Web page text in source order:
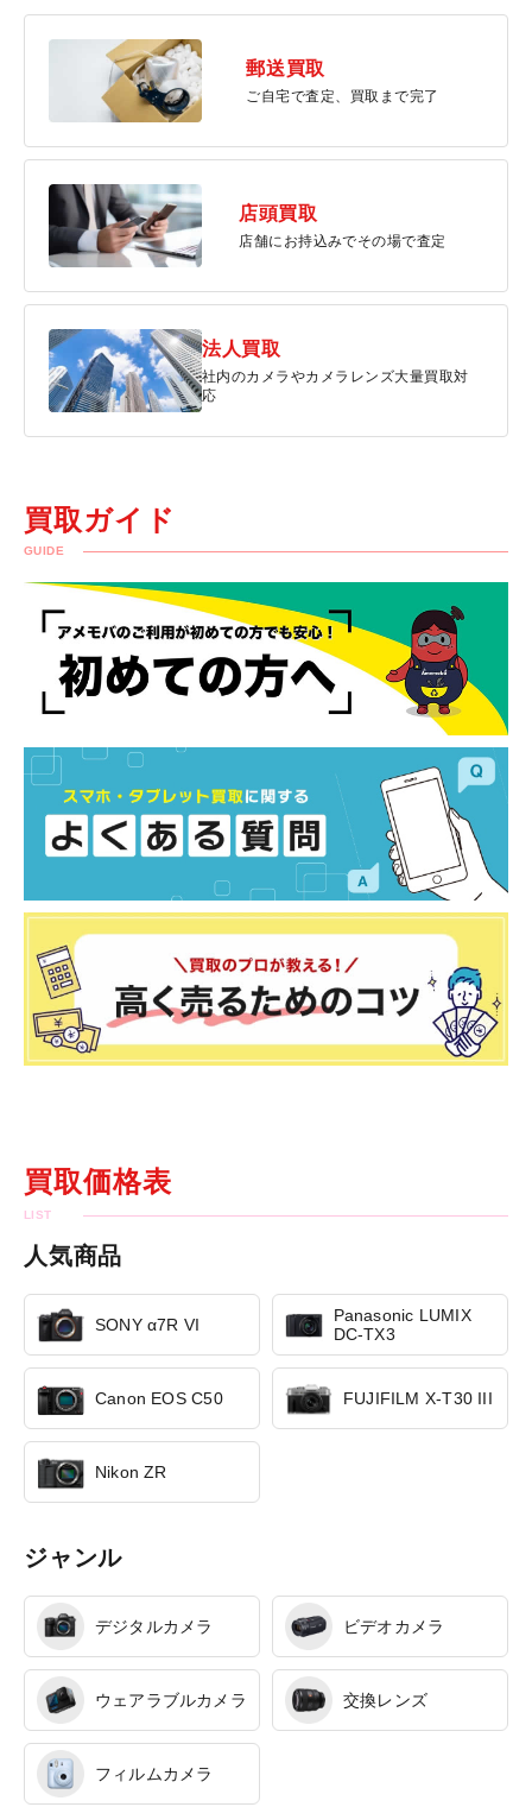
郵送買取
ご自宅で査定、買取まで完了
店頭買取
店舗にお持込みでその場で査定
法人買取
社内のカメラやカメラレンズ大量買取対
応
買取ガイド
GUIDE
買取価格表
人気商品
SONY α7R VI
Panasonic LUMIX
DC-TX3
Canon EOS C50 FUJIFILM X-T30 III
Nikon ZR
ジャンル
デジタルカメラ ビデオカメラ
ウェアラブルカメラ 交換レンズ
フィルムカメラ